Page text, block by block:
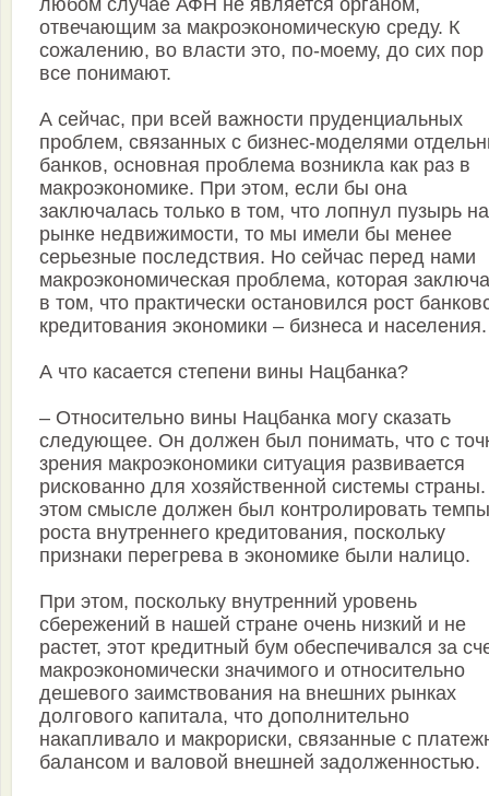
любом случае АФН не является органом,
отвечающим за макроэкономическую среду. К
сожалению, во власти это, по-моему, до сих пор
все понимают.
А сейчас, при всей важности пруденциальных
проблем, связанных с бизнес-моделями
банков, основная проблема возникла как раз в
макроэкономике. При этом, если бы она
заключалась только в том, что лопнул пузырь на
рынке недвижимости, то мы имели бы менее
серьезные последствия. Но сейчас перед нами
макроэкономическая проблема, которая
в том, что практически остановился рост
кредитования экономики – бизнеса и населения.
А что касается степени вины Нацбанка?
– Относительно вины Нацбанка могу сказать
следующее. Он должен был понимать, что с
зрения макроэкономики ситуация развивается
рискованно для хозяйственной системы
этом смысле должен был контролировать темпы
роста внутреннего кредитования, поскольку
признаки перегрева в экономике были налицо.
При этом, поскольку внутренний уровень
сбережений в нашей стране очень низкий и не
растет, этот кредитный бум обеспечивался за
макроэкономически значимого и относительно
дешевого заимствования на внешних рынках
долгового капитала, что дополнительно
накапливало и макрориски, связанные с
балансом и валовой внешней задолженностью.